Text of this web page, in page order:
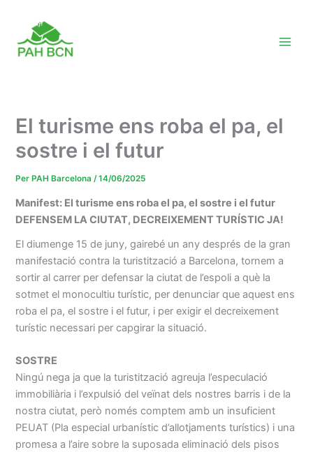
contingut
El turisme ens roba el pa, el
sostre i el futur
Per PAH Barcelona/14/06/2025
Manifest: El turisme ens roba el pa, el sostre i el futur
DEFENSEM LA CIUTAT, DECREIXEMENT TURÍSTIC JA!
El diumenge 15 de juny, gairebé un any després de la gran
manifestació contra la turistització a Barcelona, tornem a
sortir al carrer per defensar la ciutat de l’espoli a què la
sotmet el monocultiu turístic, per denunciar que aquest ens
roba el pa, el sostre i el futur, i per exigir el decreixement
turístic necessari per capgirar la situació.
SOSTRE
Ningú nega ja que la turistització agreuja l’especulació
immobiliària i l’expulsió del veïnat dels nostres barris i de la
nostra ciutat, però només comptem amb un insuficient
PEUAT (Pla especial urbanístic d’allotjaments turístics) i una
promesa a l’aire sobre la suposada eliminació dels pisos